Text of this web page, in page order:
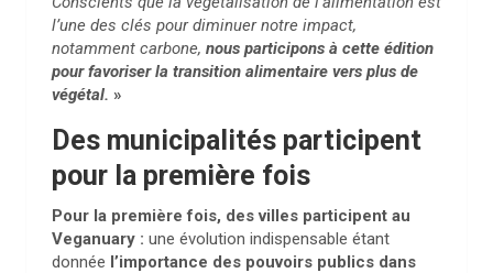
l’une des clés pour diminuer notre impact,
notamment carbone, nous participons à cette édition
pour favoriser la transition alimentaire vers plus de
végétal. »
Des municipalités participent
pour la première fois
Pour la première fois, des villes participent au
Veganuary : une évolution indispensable étant
donnée l’importance des pouvoirs publics dans